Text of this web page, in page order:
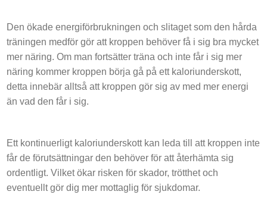
Den ökade energiförbrukningen och slitaget som den hårda
träningen medför gör att kroppen behöver få i sig bra mycket
mer näring. Om man fortsätter träna och inte får i sig mer
näring kommer kroppen börja gå på ett kaloriunderskott,
detta innebär alltså att kroppen gör sig av med mer energi
än vad den får i sig.
Ett kontinuerligt kaloriunderskott kan leda till att kroppen inte
får de förutsättningar den behöver för att återhämta sig
ordentligt. Vilket ökar risken för skador, trötthet och
eventuellt gör dig mer mottaglig för sjukdomar.